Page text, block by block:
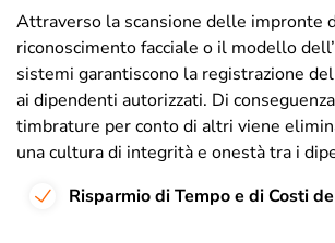
Attraverso la scansione delle impronte
riconoscimento facciale o il modello
sistemi garantiscono la registrazione
ai dipendenti autorizzati. Di
timbrature per conto di altri viene
una cultura di integrità e onestà tra i
Risparmio di Tempo e di Costi